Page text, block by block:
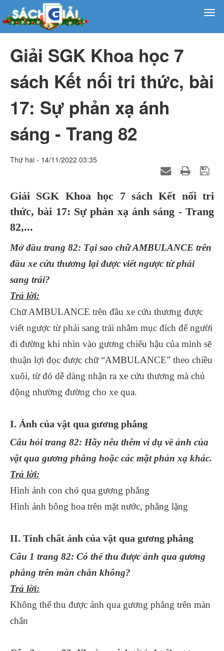
Giải SGK Khoa học 7
sách Kết nối tri thức, bài
17: Sự phản xạ ánh
sáng - Trang 82
Thứ hai - 14/11/2022 03:35
Giải SGK Khoa học 7 sách Kết nối tri
thức, bài 17: Sự phản xạ ánh sáng - Trang
82,...
Mở đầu trang 82: Tại sao chữ AMBULANCE trên
đầu xe cứu thương lại được viết ngược từ phải
sang trái?
Trả lời:
Chữ AMBULANCE trên đầu xe cứu thương được
viết ngược từ phải sang trái nhằm mục đích để người
đi đường khi nhìn vào gương chiếu hậu của mình sẽ
thuận lợi đọc được chữ “AMBULANCE” theo chiều
xuôi, từ đó dễ dàng nhận ra xe cứu thương mà chủ
động nhường đường cho xe qua.
I. Ảnh của vật qua gương phẳng
Câu hỏi trang 82: Hãy nêu thêm ví dụ về ảnh của
vật qua gương phẳng hoặc các mặt phản xạ khác.
Trả lời:
Hình ảnh con chó qua gương phẳng
Hình ảnh bông hoa trên mặt nước, phẳng lặng
II. Tính chất ảnh của vật qua gương phẳng
Câu 1 trang 82: Có thể thu được ảnh qua gương
phẳng trên màn chắn không?
Trả lời:
Không thể thu được ảnh qua gương phẳng trên màn
chắn